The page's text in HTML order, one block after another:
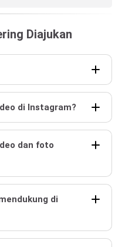
Diajukan
di Instagram?
dan foto
di